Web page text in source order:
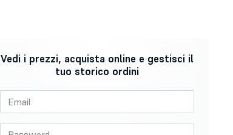
Vedi i prezzi, acquista online e gestisci il
tuo storico ordini